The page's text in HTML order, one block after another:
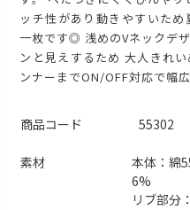
S
在庫切れ
M
ッチ性があり動きやすいた
一枚です◎ 浅めのVネックデ
ンと見えするため 大人きれ
ンナーまでON/OFF対応で幅
商品コード 55302
素材
本体：綿
6%
リブ部分